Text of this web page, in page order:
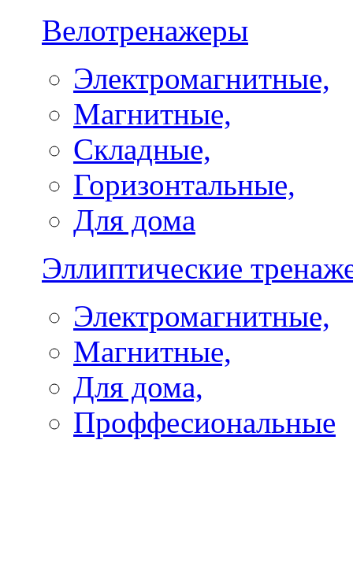
Велотренажеры
Электромагнитные,
Магнитные,
Складные,
Горизонтальные,
Для дома
Эллиптические
Электромагнитные,
Магнитные,
Для дома,
Проффесиональные